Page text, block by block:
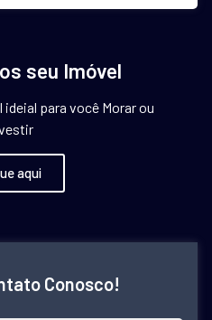
seu Imóvel
para você Morar ou
aqui
Conosco!